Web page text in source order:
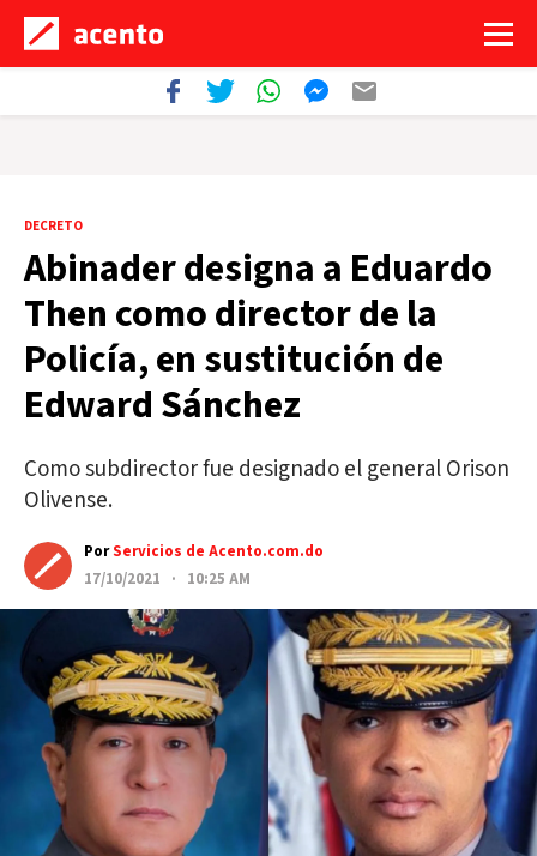
DECRETO
Abinader designa a Eduardo
Then como director de la
Policía, en sustitución de
Edward Sánchez
Como subdirector fue designado el general Orison
Olivense.
PorServicios de Acento.com.do
17/10/2021 · 10:25 AM